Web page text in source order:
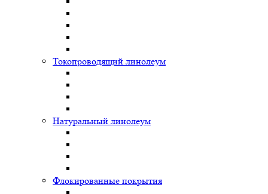
Токопроводящий линолеум
Натуральный линолеум
Флокированные покрытия